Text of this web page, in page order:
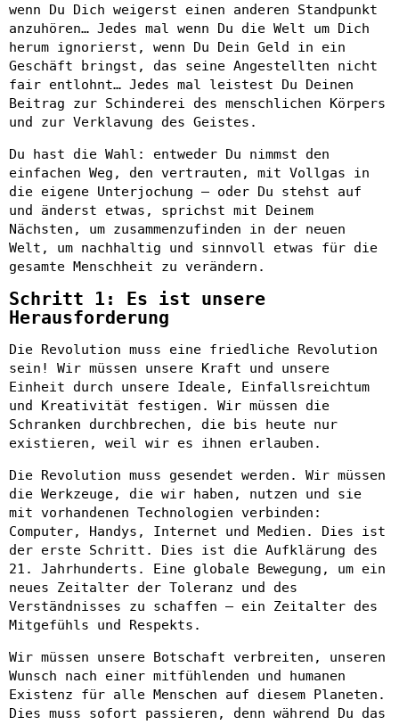
wenn Du Dich weigerst einen anderen Standpunkt
anzuhören… Jedes mal wenn Du die Welt um Dich
herum ignorierst, wenn Du Dein Geld in ein
Geschäft bringst, das seine Angestellten nicht
fair entlohnt… Jedes mal leistest Du Deinen
Beitrag zur Schinderei des menschlichen Körpers
und zur Verklavung des Geistes.
Du hast die Wahl: entweder Du nimmst den
einfachen Weg, den vertrauten, mit Vollgas in
die eigene Unterjochung – oder Du stehst auf
und änderst etwas, sprichst mit Deinem
Nächsten, um zusammenzufinden in der neuen
Welt, um nachhaltig und sinnvoll etwas für die
gesamte Menschheit zu verändern.
Schritt 1: Es ist unsere
Herausforderung
Die Revolution muss eine friedliche Revolution
sein! Wir müssen unsere Kraft und unsere
Einheit durch unsere Ideale, Einfallsreichtum
und Kreativität festigen. Wir müssen die
Schranken durchbrechen, die bis heute nur
existieren, weil wir es ihnen erlauben.
Die Revolution muss gesendet werden. Wir müssen
die Werkzeuge, die wir haben, nutzen und sie
mit vorhandenen Technologien verbinden:
Computer, Handys, Internet und Medien. Dies ist
der erste Schritt. Dies ist die Aufklärung des
21. Jahrhunderts. Eine globale Bewegung, um ein
neues Zeitalter der Toleranz und des
Verständnisses zu schaffen – ein Zeitalter des
Mitgefühls und Respekts.
Wir müssen unsere Botschaft verbreiten, unseren
Wunsch nach einer mitfühlenden und humanen
Existenz für alle Menschen auf diesem Planeten.
Dies muss sofort passieren, denn während Du das